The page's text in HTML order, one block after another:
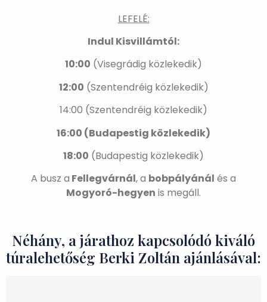
LEFELÉ:
Indul Kisvillámtól:
10:00 (Visegrádig közlekedik)
12:00 (Szentendréig közlekedik)
14:00 (Szentendréig közlekedik)
16:00 (Budapestig közlekedik)
18:00 (Budapestig közlekedik)
A busz a Fellegvárnál, a bobpályánál és a
Mogyoró-hegyen is megáll.
Néhány, a járathoz kapcsolódó kiváló
túralehetőség Berki Zoltán ajánlásával: